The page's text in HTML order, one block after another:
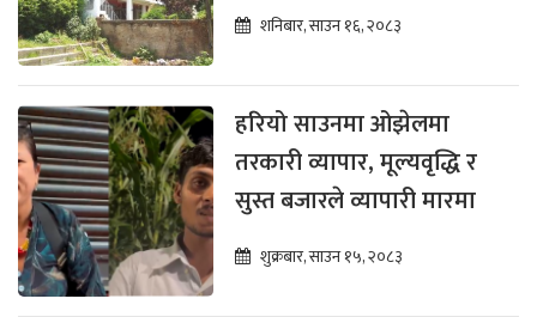
शनिबार, साउन १६, २०८३
हरियो साउनमा ओझेलमा
तरकारी व्यापार, मूल्यवृद्धि र
सुस्त बजारले व्यापारी मारमा
शुक्रबार, साउन १५, २०८३